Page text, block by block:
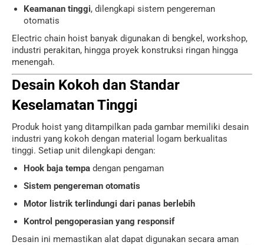
Keamanan tinggi, dilengkapi sistem pengereman
otomatis
Electric chain hoist banyak digunakan di bengkel, workshop,
industri perakitan, hingga proyek konstruksi ringan hingga
menengah.
Desain Kokoh dan Standar
Keselamatan Tinggi
Produk hoist yang ditampilkan pada gambar memiliki desain
industri yang kokoh dengan material logam berkualitas
tinggi. Setiap unit dilengkapi dengan:
Hook baja tempa dengan pengaman
Sistem pengereman otomatis
Motor listrik terlindungi dari panas berlebih
Kontrol pengoperasian yang responsif
Desain ini memastikan alat dapat digunakan secara aman